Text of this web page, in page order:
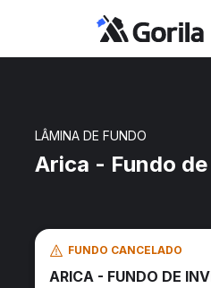
LÂMINA DE FUNDO
Arica - Fundo
FUNDO CANCELADO
ARICA - FUNDO DE